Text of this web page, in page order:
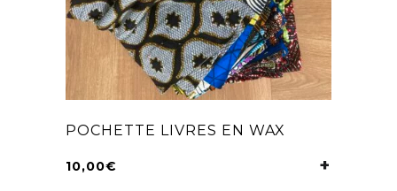
POCHETTE LIVRES EN WAX
10,00€